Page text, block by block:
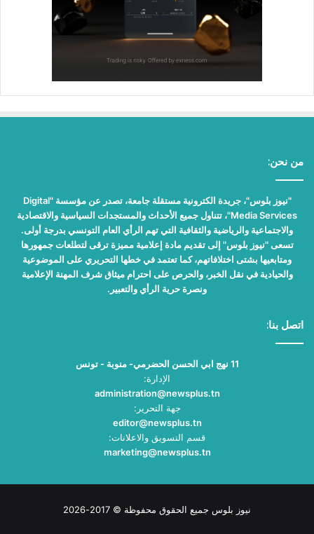
من نحن:
"نيوز بلوس"، جريدة الكترونية مستقلة جامعة، تصدر عن مؤسسة "Digital
Media Services"، تتناول جميع الأحداث والمستجدات السياسية والاقتصادية
والاجتماعية والرياضية والثقافية التي تهم الرأي العام التونسي بدرجة أولى.
تسعى "نيوز بلوس" إلى تقديم مادة إعلامية مميزة ترقى لتطلعات جمهورها
ومتابعيها بشتى اختلافاتهم، كما تعتمد في خطها التحريري على الموضوعية
والحيادية في نقل الخبر، والحرص على احترام ميثاق شرف المهنة الإعلامية
ونصرة حرية الرأي والتعبير.
اتصل بنا:
11 نهج ابي الحسن الحضرمي- منوبة - تونس
الإدارة:
administration@newsplus.tn
جهة التحرير:
editor@newsplus.tn
قسم التسويق والاعلانات:
marketing@newsplus.tn
نيوز بلوس جميع الحقوق محفوظة © 2017-2026